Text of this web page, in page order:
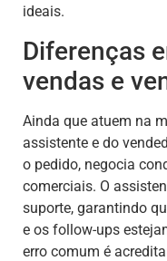
ideais.
Diferenças
vendas e
Ainda que atuem na
assistente e do
o pedido, negocia
comerciais. O
suporte, garantindo
e os follow-ups
erro comum é